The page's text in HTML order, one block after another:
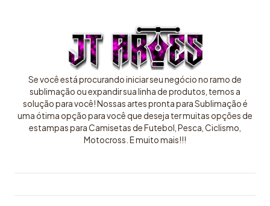
Se você está procurando iniciar seu negócio no ramo de
sublimação ou expandir sua linha de produtos, temos a
solução para você! Nossas artes pronta para Sublimação é
uma ótima opção para você que deseja ter muitas opções de
estampas para Camisetas de Futebol, Pesca, Ciclismo,
Motocross. E muito mais!!!